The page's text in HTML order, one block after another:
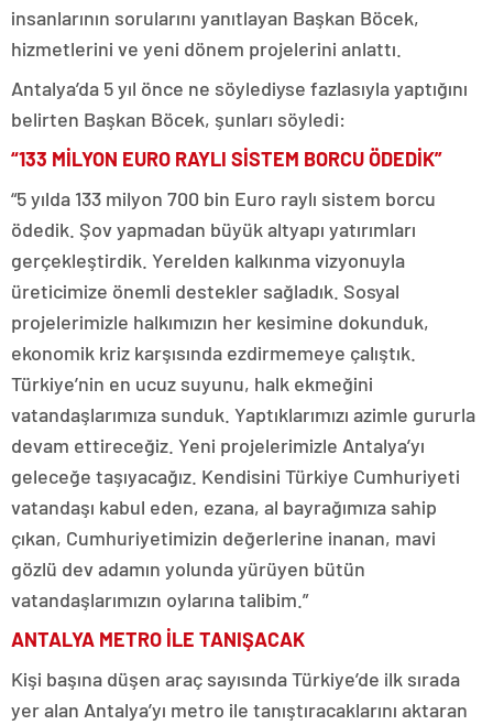
insanlarının sorularını yanıtlayan Başkan Böcek,
hizmetlerini ve yeni dönem projelerini anlattı.
Antalya’da 5 yıl önce ne söylediyse fazlasıyla yaptığını
belirten Başkan Böcek, şunları söyledi:
“133 MİLYON EURO RAYLI SİSTEM BORCU ÖDEDİK”
“5 yılda 133 milyon 700 bin Euro raylı sistem borcu
ödedik. Şov yapmadan büyük altyapı yatırımları
gerçekleştirdik. Yerelden kalkınma vizyonuyla
üreticimize önemli destekler sağladık. Sosyal
projelerimizle halkımızın her kesimine dokunduk,
ekonomik kriz karşısında ezdirmemeye çalıştık.
Türkiye’nin en ucuz suyunu, halk ekmeğini
vatandaşlarımıza sunduk. Yaptıklarımızı azimle gururla
devam ettireceğiz. Yeni projelerimizle Antalya’yı
geleceğe taşıyacağız. Kendisini Türkiye Cumhuriyeti
vatandaşı kabul eden, ezana, al bayrağımıza sahip
çıkan, Cumhuriyetimizin değerlerine inanan, mavi
gözlü dev adamın yolunda yürüyen bütün
vatandaşlarımızın oylarına talibim.”
ANTALYA METRO İLE TANIŞACAK
Kişi başına düşen araç sayısında Türkiye’de ilk sırada
yer alan Antalya’yı metro ile tanıştıracaklarını aktaran